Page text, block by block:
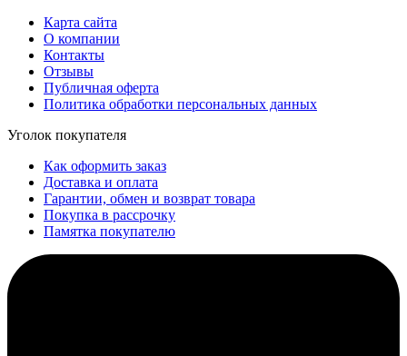
Карта сайта
О компании
Контакты
Отзывы
Публичная оферта
Политика обработки персональных данных
Уголок покупателя
Как оформить заказ
Доставка и оплата
Гарантии, обмен и возврат товара
Покупка в рассрочку
Памятка покупателю